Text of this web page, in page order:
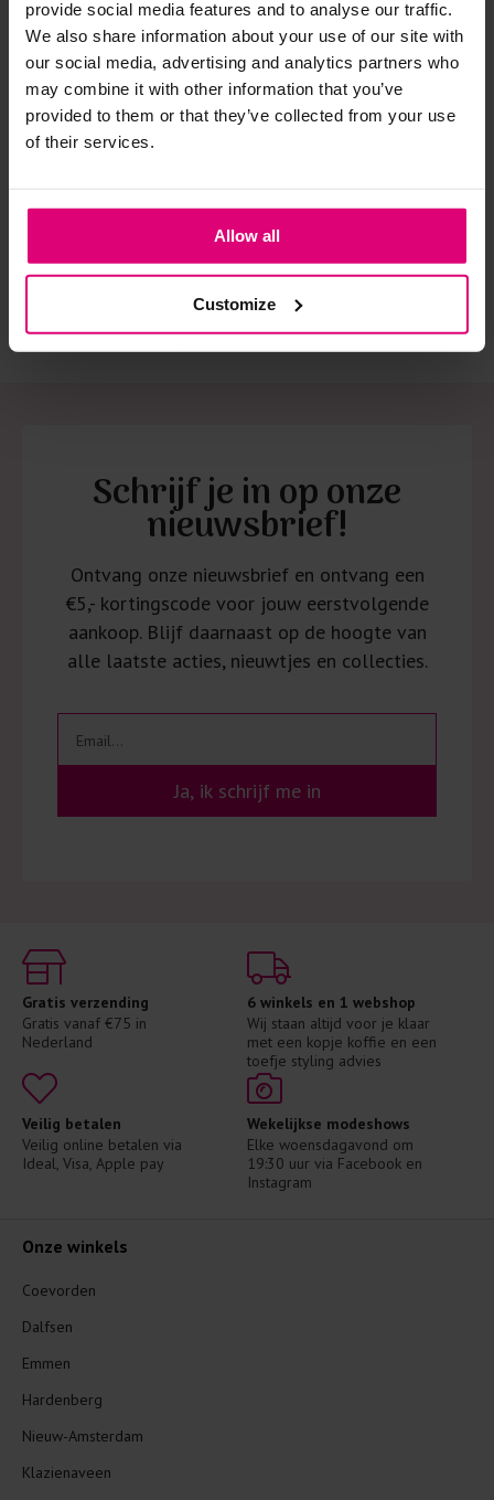
provide social media features and to analyse our traffic.
We also share information about your use of our site with
our social media, advertising and analytics partners who
may combine it with other information that you’ve
provided to them or that they’ve collected from your use
of their services.
Allow all
Customize
spijkerbroeken is elastine (stretch) verwerkt en mogen dus
niet gestreken worden en/of in de droogtrommel.
Twijfels? Wij staan klaar voor advies op maat.
Harper & Yve
€ 129,00
Schrijf je in op onze
nieuwsbrief!
Ontvang onze nieuwsbrief en ontvang een
€5,- kortingscode voor jouw eerstvolgende
aankoop. Blijf daarnaast op de hoogte van
alle laatste acties, nieuwtjes en collecties.
Ja, ik schrijf me in
Gratis verzending
Gratis vanaf €75 in
Nederland
6 winkels en 1 webshop
Wij staan altijd voor je klaar
met een kopje koffie en een
toefje styling advies
Veilig betalen
Veilig online betalen via
Ideal, Visa, Apple pay
Wekelijkse modeshows
Elke woensdagavond om
19:30 uur via Facebook en
Instagram
Onze winkels
Coevorden
Dalfsen
Emmen
Hardenberg
Nieuw-Amsterdam
Klazienaveen